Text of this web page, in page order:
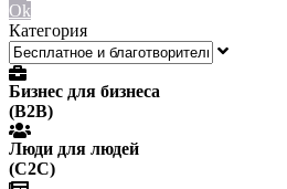
Ok
Категория
Бизнес для бизнеса
(B2B)
Люди для людей
(С2С)